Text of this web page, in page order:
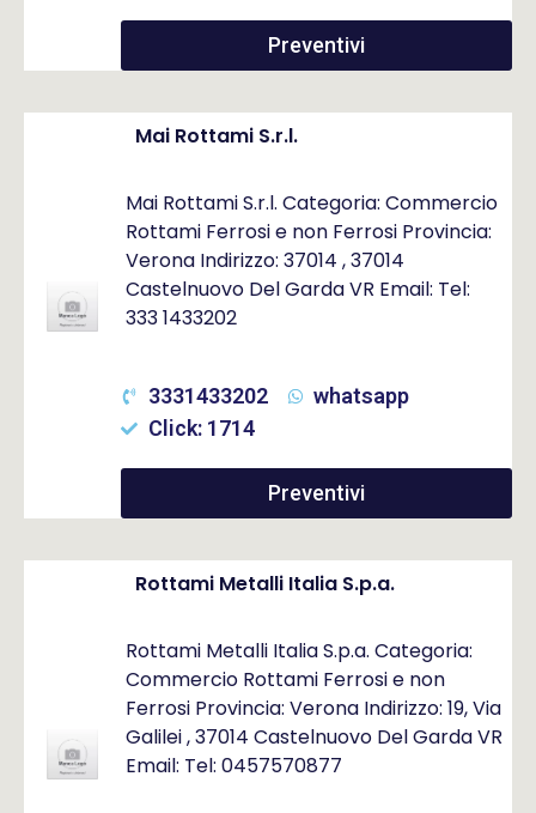
Preventivi
Mai Rottami S.r.l.
Mai Rottami S.r.l. Categoria: Commercio
Rottami Ferrosi e non Ferrosi Provincia:
Verona Indirizzo: 37014 , 37014
Castelnuovo Del Garda VR Email: Tel:
333 1433202
3331433202
whatsapp
Click: 1714
Preventivi
Rottami Metalli Italia S.p.a.
Rottami Metalli Italia S.p.a. Categoria:
Commercio Rottami Ferrosi e non
Ferrosi Provincia: Verona Indirizzo: 19, Via
Galilei , 37014 Castelnuovo Del Garda VR
Email: Tel: 0457570877